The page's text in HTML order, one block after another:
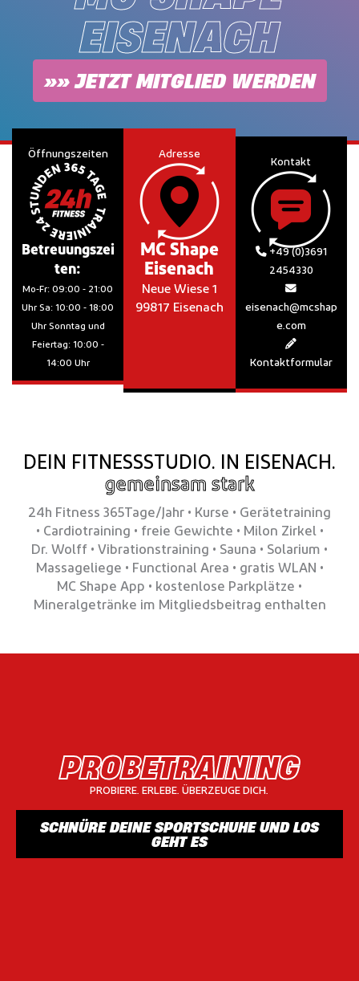
EISENACH
»» JETZT MITGLIED WERDEN
Öffnungszeiten
Betreuungszei
ten:
Mo-Fr: 09:00 - 21:00
Uhr Sa: 10:00 - 18:00
Uhr Sonntag und
Feiertag: 10:00 -
14:00 Uhr
Adresse
MC Shape
Eisenach
Neue Wiese 1
99817 Eisenach
Kontakt
+49 (0)3691
2454330
eisenach@mcshap
e.com
Kontaktformular
DEIN FITNESSSTUDIO. IN EISENACH.
gemeinsam stark
24h Fitness 365Tage/Jahr • Kurse • Gerätetraining
• Cardiotraining • freie Gewichte • Milon Zirkel •
Dr. Wolff • Vibrationstraining • Sauna • Solarium •
Massageliege • Functional Area • gratis WLAN •
MC Shape App • kostenlose Parkplätze •
Mineralgetränke im Mitgliedsbeitrag enthalten
PROBETRAINING
PROBIERE. ERLEBE. ÜBERZEUGE DICH.
SCHNÜRE DEINE SPORTSCHUHE UND LOS
GEHT ES